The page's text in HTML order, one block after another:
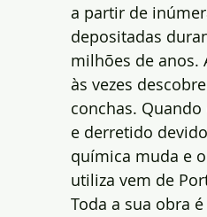
a partir de
depositadas
milhões de anos.
às vezes
conchas.
e derretido
química muda e
utiliza vem de
Toda a sua obra